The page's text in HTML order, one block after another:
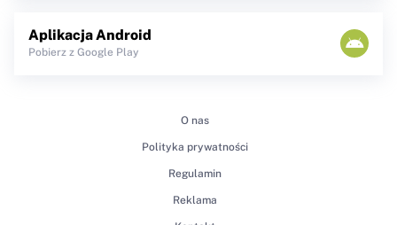
Aplikacja Android
Pobierz z Google Play
O nas
Polityka prywatności
Regulamin
Reklama